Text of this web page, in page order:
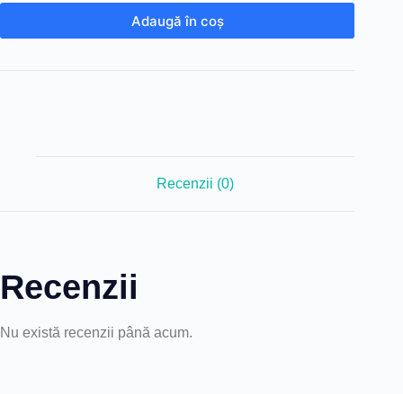
Adaugă în coș
Recenzii (0)
Recenzii
Nu există recenzii până acum.